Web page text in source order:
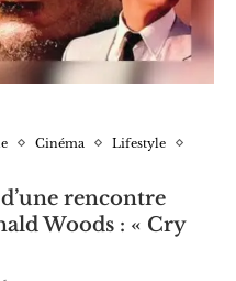
Cinéma
Lifestyle
rencontre
Woods : « Cry